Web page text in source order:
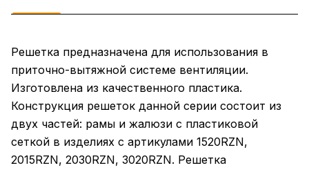
Решетка предназначена для использования в
приточно-вытяжной системе вентиляции.
Изготовлена из качественного пластика.
Конструкция решеток данной серии состоит из
двух частей: рамы и жалюзи с пластиковой
сеткой в изделиях с артикулами 1520RZN,
2015RZN, 2030RZN, 3020RZN. Решетка